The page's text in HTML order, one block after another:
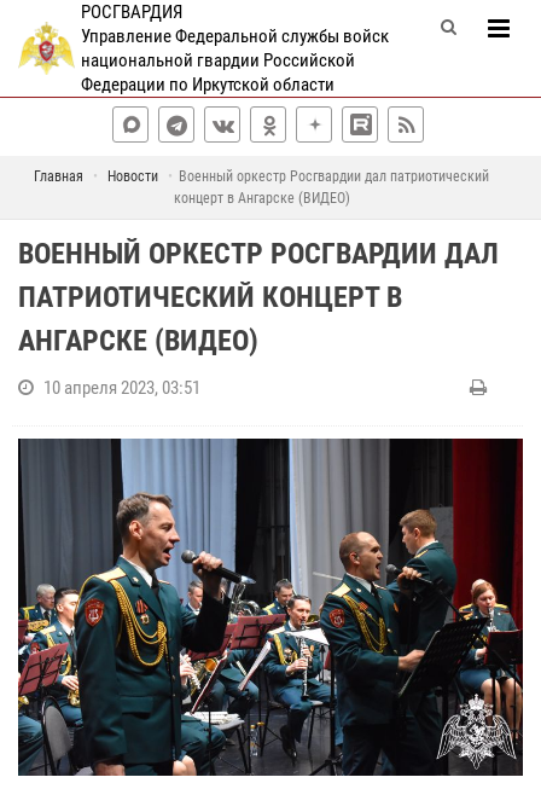
РОСГВАРДИЯ
Управление Федеральной службы войск
национальной гвардии Российской
Федерации по Иркутской области
Главная Новости
Военный оркестр Росгвардии дал патриотический
концерт в Ангарске (ВИДЕО)
ВОЕННЫЙ ОРКЕСТР РОСГВАРДИИ ДАЛ
ПАТРИОТИЧЕСКИЙ КОНЦЕРТ В
АНГАРСКЕ (ВИДЕО)
10 апреля 2023, 03:51